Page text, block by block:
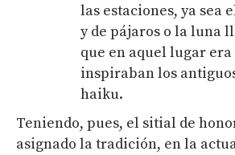
las estaciones, ya sea
y de pájaros o la luna
que en aquel lugar era
inspiraban los
haiku.
Teniendo, pues, el sitial de
asignado la tradición, en la